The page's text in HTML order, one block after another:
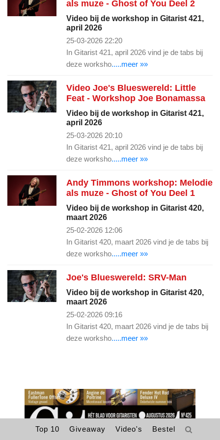
als muze - Ghost of You Deel 2
Video bij de workshop in Gitarist 421,
april 2026
25-03-2026 22:20
In Gitarist 421, april 2026 vind je de tabs bij
deze worksho.....meer »»
Video Joe's Blueswereld: Little
Feat - Workshop Joe Bonamassa
Video bij de workshop in Gitarist 421,
april 2026
25-03-2026 20:10
In Gitarist 421, april 2026 vind je de tabs bij
deze worksho.....meer »»
Andy Timmons workshop: Melodie
als muze - Ghost of You Deel 1
Video bij de workshop in Gitarist 420,
maart 2026
25-02-2026 12:06
In Gitarist 420, maart 2026 vind je de tabs bij
deze worksho.....meer »»
Joe's Blueswereld: SRV-Man
Video bij de workshop in Gitarist 420,
maart 2026
25-02-2026 09:16
In Gitarist 420, maart 2026 vind je de tabs bij
deze worksho.....meer »»
Top 10 Giveaway Video's Bestel